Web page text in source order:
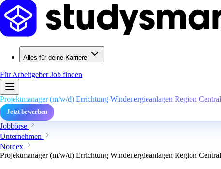
Alles für deine Karriere
Für ArbeitgeberJob finden
Projektmanager (m/w/d) Errichtung Windenergieanlagen Region Central
Jetzt bewerben
Jobbörse
Unternehmen
Nordex
Projektmanager (m/w/d) Errichtung Windenergieanlagen Region Central